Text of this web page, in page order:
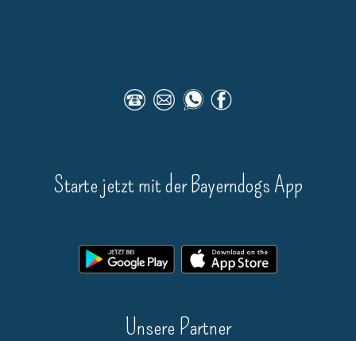
Starte jetzt mit der Bayerndogs App
Unsere Partner